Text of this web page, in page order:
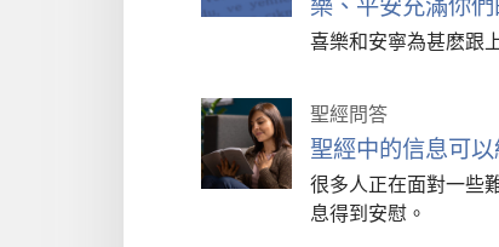
喜樂和安寧為甚麽跟
聖經問答
聖經中的信息可
很多人正在面對一些
息得到安慰。